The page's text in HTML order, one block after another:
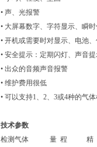
• 声、光报警
• 大屏幕数字、字符显示、瞬
• 开机或需要时对显示、电池
• 安全提示：定期闪灯、声音
• 出众的音频声音报警
• 维护费用很低
• 可以支持1、2、3或4种的气
技术参数
检测气体 量 程 精